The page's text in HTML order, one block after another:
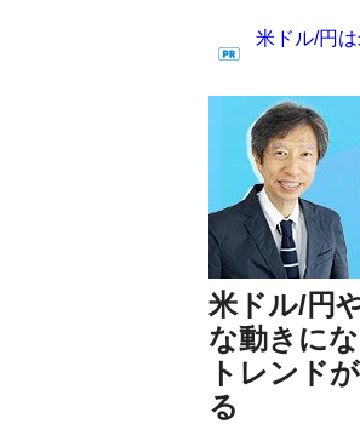
米ドル/円
米ドル/円
な動きに
トレンド
る